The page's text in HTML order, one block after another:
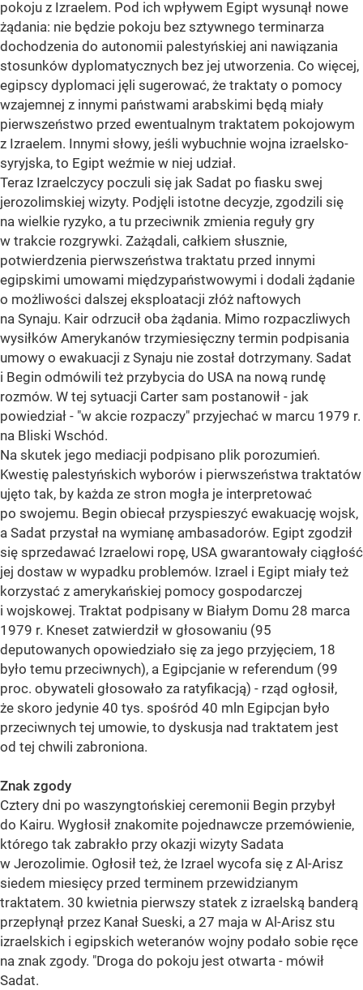
pokoju z Izraelem. Pod ich wpływem Egipt wysunął nowe
żądania: nie będzie pokoju bez sztywnego terminarza
dochodzenia do autonomii palestyńskiej ani nawiązania
stosunków dyplomatycznych bez jej utworzenia. Co więcej,
egipscy dyplomaci jęli sugerować, że traktaty o pomocy
wzajemnej z innymi państwami arabskimi będą miały
pierwszeństwo przed ewentualnym traktatem pokojowym
z Izraelem. Innymi słowy, jeśli wybuchnie wojna izraelsko-
syryjska, to Egipt weźmie w niej udział.
Teraz Izraelczycy poczuli się jak Sadat po fiasku swej
jerozolimskiej wizyty. Podjęli istotne decyzje, zgodzili się
na wielkie ryzyko, a tu przeciwnik zmienia reguły gry
w trakcie rozgrywki. Zażądali, całkiem słusznie,
potwierdzenia pierwszeństwa traktatu przed innymi
egipskimi umowami międzypaństwowymi i dodali żądanie
o możliwości dalszej eksploatacji złóż naftowych
na Synaju. Kair odrzucił oba żądania. Mimo rozpaczliwych
wysiłków Amerykanów trzymiesięczny termin podpisania
umowy o ewakuacji z Synaju nie został dotrzymany. Sadat
i Begin odmówili też przybycia do USA na nową rundę
rozmów. W tej sytuacji Carter sam postanowił - jak
powiedział - "w akcie rozpaczy" przyjechać w marcu 1979 r.
na Bliski Wschód.
Na skutek jego mediacji podpisano plik porozumień.
Kwestię palestyńskich wyborów i pierwszeństwa traktatów
ujęto tak, by każda ze stron mogła je interpretować
po swojemu. Begin obiecał przyspieszyć ewakuację wojsk,
a Sadat przystał na wymianę ambasadorów. Egipt zgodził
się sprzedawać Izraelowi ropę, USA gwarantowały ciągłość
jej dostaw w wypadku problemów. Izrael i Egipt miały też
korzystać z amerykańskiej pomocy gospodarczej
i wojskowej. Traktat podpisany w Białym Domu 28 marca
1979 r. Kneset zatwierdził w głosowaniu (95
deputowanych opowiedziało się za jego przyjęciem, 18
było temu przeciwnych), a Egipcjanie w referendum (99
proc. obywateli głosowało za ratyfikacją) - rząd ogłosił,
że skoro jedynie 40 tys. spośród 40 mln Egipcjan było
przeciwnych tej umowie, to dyskusja nad traktatem jest
od tej chwili zabroniona.
Znak zgody
Cztery dni po waszyngtońskiej ceremonii Begin przybył
do Kairu. Wygłosił znakomite pojednawcze przemówienie,
którego tak zabrakło przy okazji wizyty Sadata
w Jerozolimie. Ogłosił też, że Izrael wycofa się z Al-Arisz
siedem miesięcy przed terminem przewidzianym
traktatem. 30 kwietnia pierwszy statek z izraelską banderą
przepłynął przez Kanał Sueski, a 27 maja w Al-Arisz stu
izraelskich i egipskich weteranów wojny podało sobie ręce
na znak zgody. "Droga do pokoju jest otwarta - mówił
Sadat.